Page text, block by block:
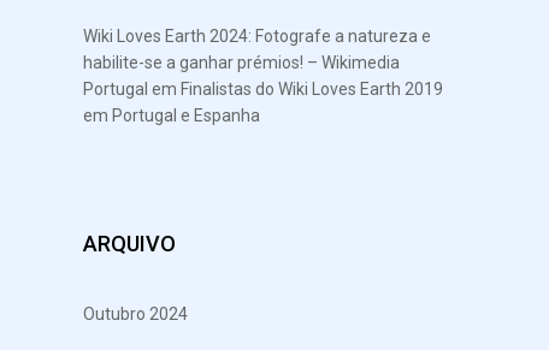
Wiki Loves Earth 2024: Fotografe a natureza e
habilite-se a ganhar prémios! – Wikimedia
Portugal em Finalistas do Wiki Loves Earth 2019
em Portugal e Espanha
ARQUIVO
Outubro 2024